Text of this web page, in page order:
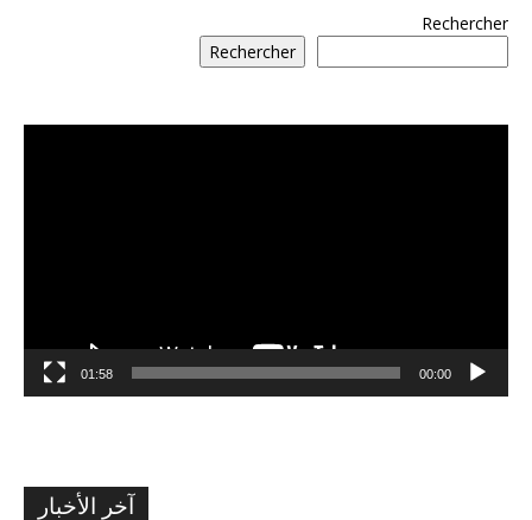
Rechercher
Rechercher
00:00
01:58
آخر الأخبار